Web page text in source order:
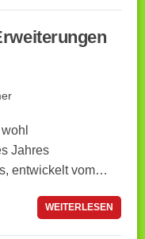
Jahres
entwickelt vom…
WEITERLESEN